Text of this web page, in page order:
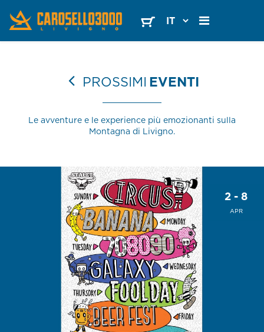
PROSSIMI EVENTI
Le avventure e le experience più emozionanti sulla
Montagna di Livigno.
2 - 8
APR